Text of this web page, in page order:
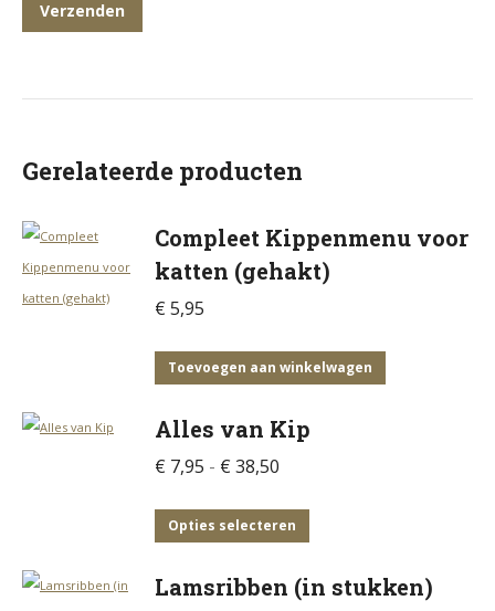
Gerelateerde producten
Compleet Kippenmenu voor
katten (gehakt)
€ 5,95
Toevoegen aan winkelwagen
Alles van Kip
€ 7,95 - € 38,50
tot
Opties selecteren
heeft
Lamsribben (in stukken)